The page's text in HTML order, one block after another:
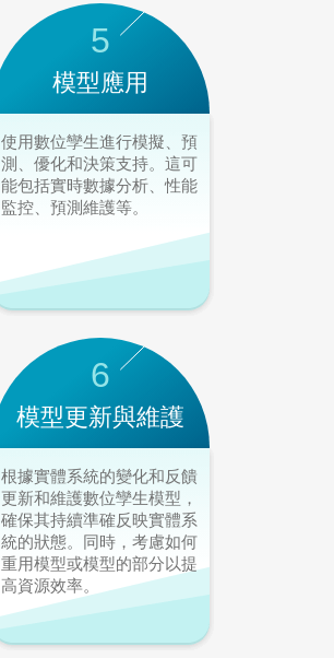
5
模型應用
使用數位孿生進行模擬、預
測、優化和決策支持。這可
能包括實時數據分析、性能
監控、預測維護等。
6
模型更新與維護
根據實體系統的變化和反饋
更新和維護數位孿生模型，
確保其持續準確反映實體系
統的狀態。同時，考慮如何
重用模型或模型的部分以提
高資源效率。